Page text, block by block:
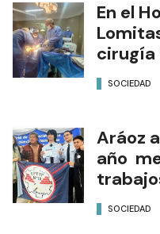
En el
SOCIEDAD
Aráoz
año
SOCIEDAD